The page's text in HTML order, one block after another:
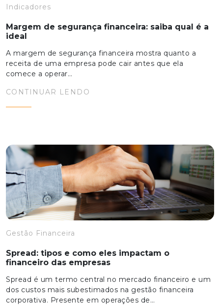
Indicadores
Margem de segurança financeira: saiba qual é a
ideal
A margem de segurança financeira mostra quanto a
receita de uma empresa pode cair antes que ela
comece a operar…
CONTINUAR LENDO
Gestão Financeira
Spread: tipos e como eles impactam o
financeiro das empresas
Spread é um termo central no mercado financeiro e um
dos custos mais subestimados na gestão financeira
corporativa. Presente em operações de…